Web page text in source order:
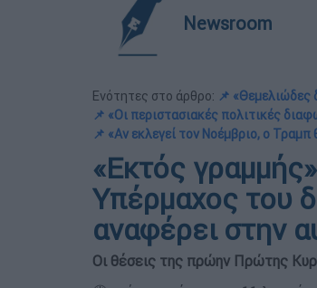
Newsroom
Ενότητες στο άρθρο: 📌 «Θεμελιώδες
📌 «Οι περιστασιακές πολιτικές
📌 «Αν εκλεγεί τον Νοέμβριο, ο Τραμπ
«Εκτός
Υπέρμαχος του
αναφέρει στην
Οι θέσεις της πρώην Πρώτης